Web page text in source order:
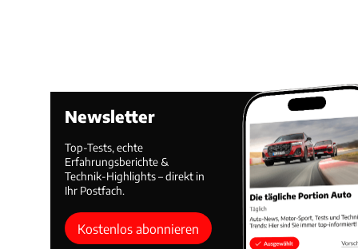
Newsletter
Top-Tests, echte
Erfahrungsberichte &
Technik-Highlights – direkt in
Ihr Postfach.
Kostenlos abonnieren